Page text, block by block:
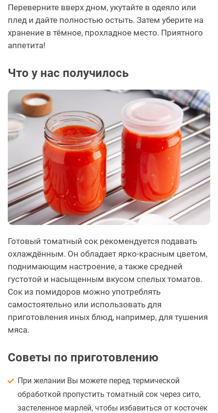
Переверните вверх дном, укутайте в одеяло или
плед и дайте полностью остыть. Затем уберите на
хранение в тёмное, прохладное место. Приятного
аппетита!
Что у нас получилось
Готовый томатный сок рекомендуется подавать
охлаждённым. Он обладает ярко-красным цветом,
поднимающим настроение, а также средней
густотой и насыщенным вкусом спелых томатов.
Сок из помидоров можно употреблять
самостоятельно или использовать для
приготовления иных блюд, например, для тушения
мяса.
Советы по приготовлению
При желании Вы можете перед термической
обработкой пропустить томатный сок через сито,
застеленное марлей, чтобы избавиться от косточек